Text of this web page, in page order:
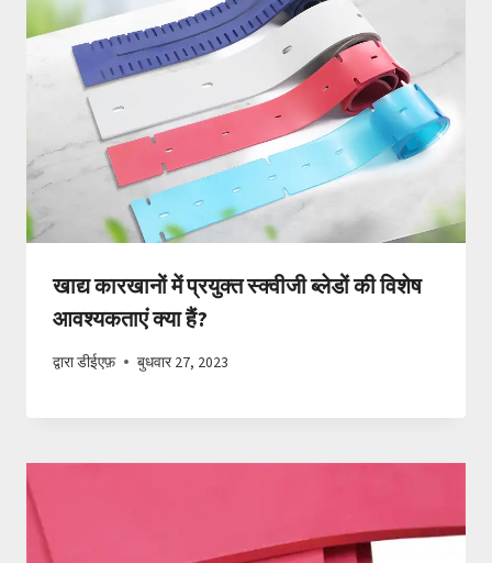
खाद्य कारखानों में प्रयुक्त स्क्वीजी ब्लेडों की विशेष
आवश्यकताएं क्या हैं?
द्वाराडीईएफ़ बुधवार 27, 2023